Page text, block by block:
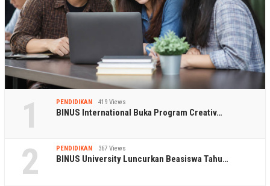
1 PENDIDIKAN 419 Views
BINUS International Buka Program Creativ…
2 PENDIDIKAN 367 Views
BINUS University Luncurkan Beasiswa Tahu…